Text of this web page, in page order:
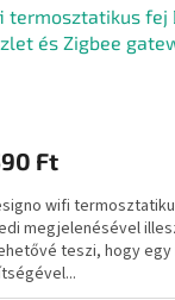
termosztatikus fej
és Zigbee
Ft
wifi
megjelenésével
teszi, hogy egy